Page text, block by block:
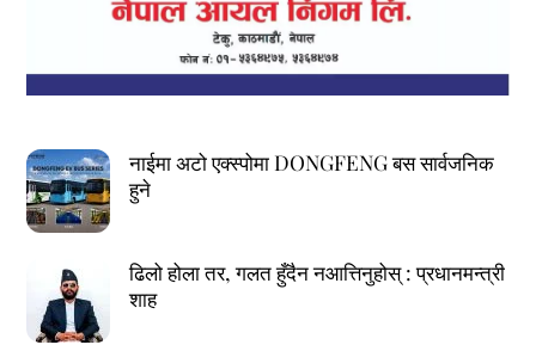
नाईमा अटो एक्स्पोमा DONGFENG बस सार्वजनिक
हुने
ढिलो होला तर, गलत हुँदैन नआत्तिनुहोस् : प्रधानमन्त्री
शाह